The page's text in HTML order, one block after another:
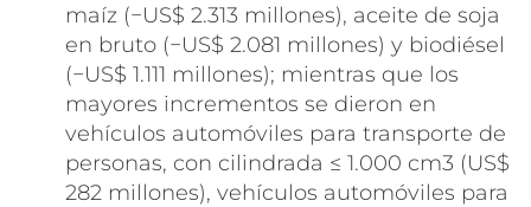
maíz (−US$ 2.313 millones), aceite de soja
en bruto (−US$ 2.081 millones) y biodiésel
(−US$ 1.111 millones); mientras que los
mayores incrementos se dieron en
vehículos automóviles para transporte de
personas, con cilindrada ≤ 1.000 cm3 (US$
282 millones), vehículos automóviles para